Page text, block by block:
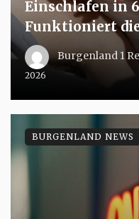
Einschlafen in
Funktioniert
Burgenland 1
2026
BURGENLAND NEWS